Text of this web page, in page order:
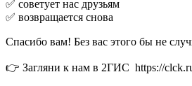
✅ советует нас друзьям
✅ возвращается снова ⠀
Спасибо вам! Без вас этого бы не
👉 Загляни к нам в 2ГИС https://